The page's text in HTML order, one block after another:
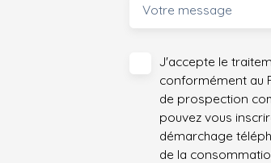
Votre message
J'accepte le
conformément au
de prospection
pouvez vous
démarchage
de la